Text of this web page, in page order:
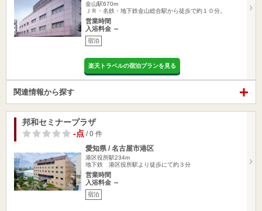
金山駅670m
ＪＲ・名鉄・地下鉄金山総合駅から徒歩で約１０分。
営業時間
入浴料金 ～
宿泊
楽天トラベルの宿泊プランを見る
関連情報から探す
邦和セミナープラザ
-点 / 0 件
愛知県 / 名古屋市港区
港区役所駅234m
地下鉄 港区役所駅より徒歩にて約３分
営業時間
入浴料金 ～
宿泊